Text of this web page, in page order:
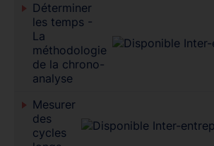
Déterminer
les temps -
La
méthodologie
de la chrono-
analyse
Mesurer
des
cycles